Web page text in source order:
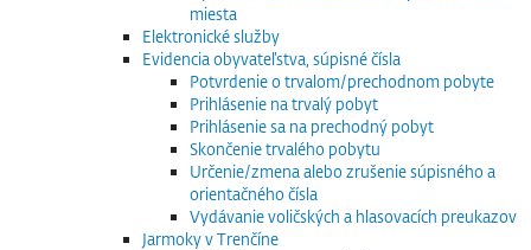
miesta
Elektronické služby
Evidencia obyvateľstva, súpisné čísla
Potvrdenie o trvalom/prechodnom pobyte
Prihlásenie na trvalý pobyt
Prihlásenie sa na prechodný pobyt
Skončenie trvalého pobytu
Určenie/zmena alebo zrušenie súpisného a
orientačného čísla
Vydávanie voličských a hlasovacích preukazov
Jarmoky v Trenčíne